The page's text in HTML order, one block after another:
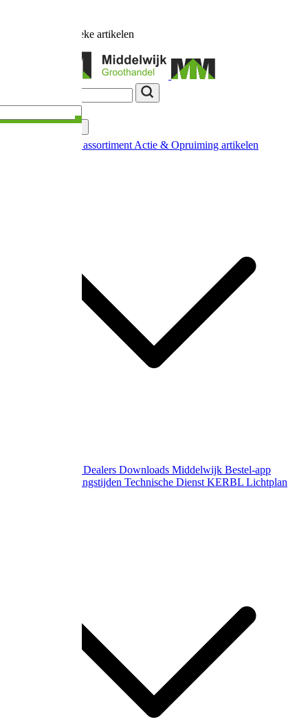
unieke artikelen
Nieuw in ons assortiment Actie & Opruiming artikelen
Dealers Downloads Middelwijk Bestel-app
Gewijzigde openingstijden Technische Dienst KERBL Lichtplan